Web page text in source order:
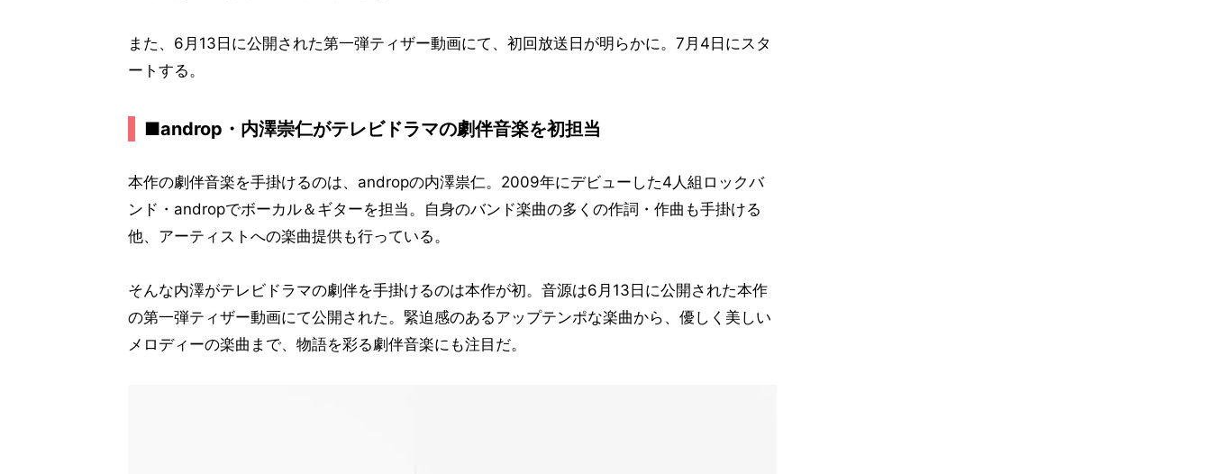
また、6月13日に公開された第一弾ティザー動画にて、初回放送日が明らかに。7月4日にスタ
ートする。
■androp・内澤崇仁がテレビドラマの劇伴音楽を初担当
本作の劇伴音楽を手掛けるのは、andropの内澤祟仁。2009年にデビューした4人組ロックバ
ンド・andropでボーカル＆ギターを担当。自身のバンド楽曲の多くの作詞・作曲も手掛ける
他、アーティストへの楽曲提供も行っている。
そんな内澤がテレビドラマの劇伴を手掛けるのは本作が初。音源は6月13日に公開された本作
の第一弾ティザー動画にて公開された。緊迫感のあるアップテンポな楽曲から、優しく美しい
メロディーの楽曲まで、物語を彩る劇伴音楽にも注目だ。